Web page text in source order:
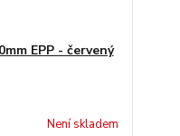
EPP - červený
Není skladem